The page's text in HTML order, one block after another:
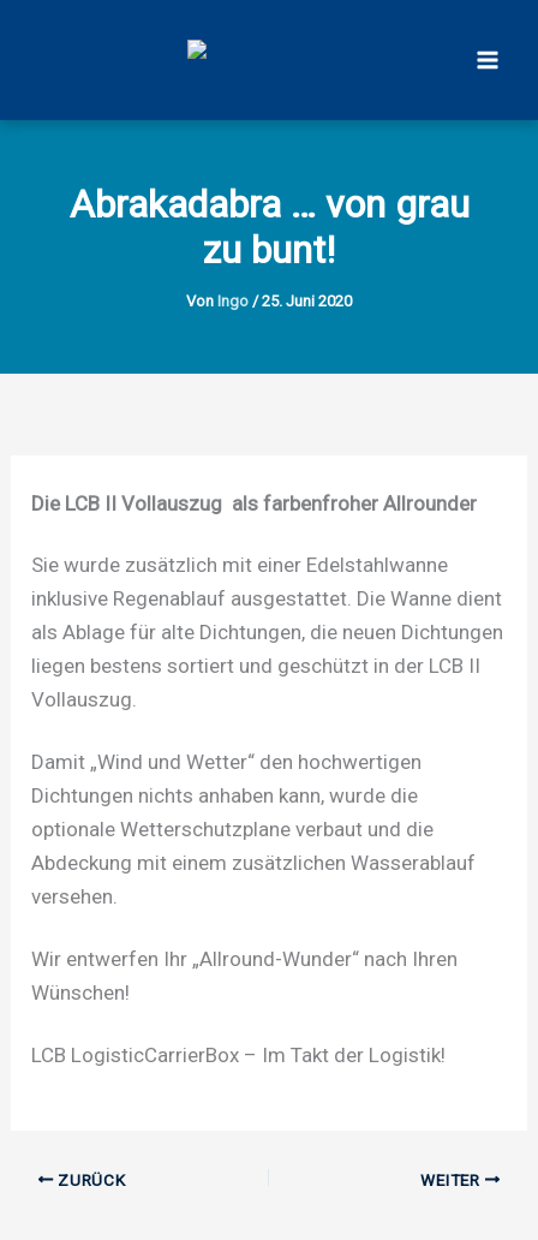
Abrakadabra … von grau
zu bunt!
Von Ingo /25. Juni 2020
Die LCB II Vollauszug als farbenfroher Allrounder
Sie wurde zusätzlich mit einer Edelstahlwanne
inklusive Regenablauf ausgestattet. Die Wanne dient
als Ablage für alte Dichtungen, die neuen Dichtungen
liegen bestens sortiert und geschützt in der LCB II
Vollauszug.
Damit „Wind und Wetter“ den hochwertigen
Dichtungen nichts anhaben kann, wurde die
optionale Wetterschutzplane verbaut und die
Abdeckung mit einem zusätzlichen Wasserablauf
versehen.
Wir entwerfen Ihr „Allround-Wunder“ nach Ihren
Wünschen!
LCB LogisticCarrierBox – Im Takt der Logistik!
ZURÜCK WEITER